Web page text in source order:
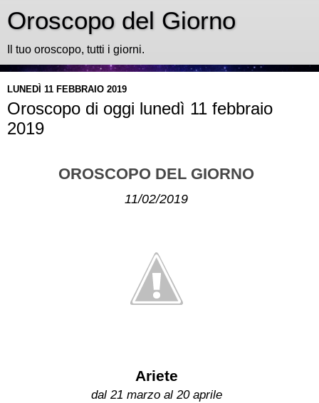
Oroscopo del Giorno
Il tuo oroscopo, tutti i giorni.
LUNEDÌ 11 FEBBRAIO 2019
Oroscopo di oggi lunedì 11 febbraio
2019
OROSCOPO DEL GIORNO
11/02/2019
Ariete
dal 21 marzo al 20 aprile